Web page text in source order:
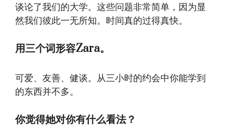
谈论了我们的大学。这些问题非常简单，因为显
然我们彼此一无所知。时间真的过得真快。
用三个词形容Zara。
可爱、友善、健谈。从三小时的约会中你能学到
的东西并不多。
你觉得她对你有什么看法？